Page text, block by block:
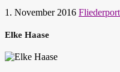
1. November 2016
Elke Haase